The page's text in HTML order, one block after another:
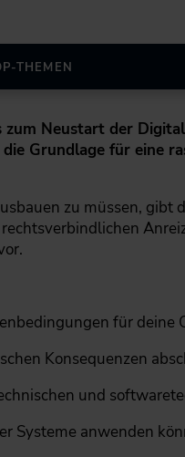
THEMEN
zum Neustart der
Grundlage für eine
zu müssen,
für deine
Konsequenzen
und
Systeme anwenden